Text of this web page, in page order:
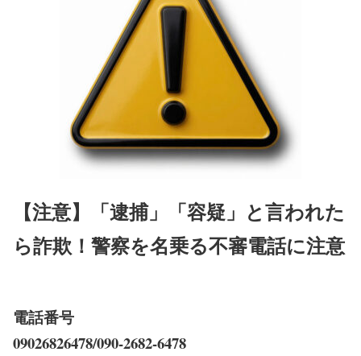
【注意】「逮捕」「容疑」と言われた
ら詐欺！警察を名乗る不審電話に注意
電話番号
09026826478/090-2682-6478